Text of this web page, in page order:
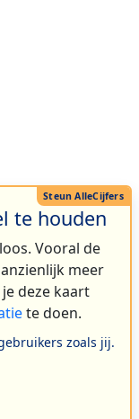
te houden
Vooral de
meer
deze kaart
te doen.
zoals jij.